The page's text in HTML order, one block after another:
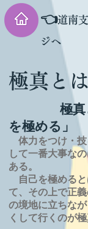
👈道南
ジへ
極真とは
極
を極める」
体力をつけ・技
して一番大事な
ある。
自己を極めると
て、その上で正
の境地に立ちな
くして行くのが極